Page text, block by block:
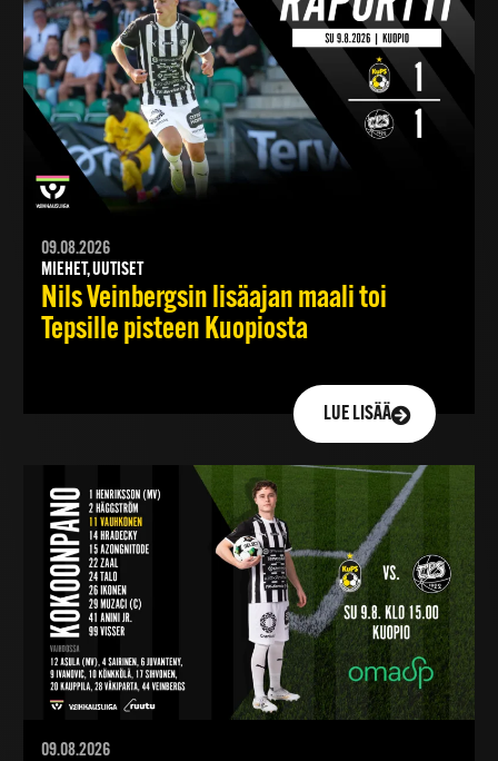
09.08.2026
MIEHET, UUTISET
Nils Veinbergsin lisäajan maali toi
Tepsille pisteen Kuopiosta
LUE LISÄÄ
09.08.2026